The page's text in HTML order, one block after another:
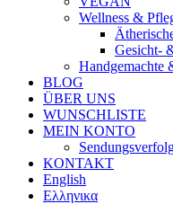
Wellness &
Gesicht-
Handgemachte
BLOG
ÜBER UNS
WUNSCHLISTE
MEIN KONTO
KONTAKT
English
Ελληνικα